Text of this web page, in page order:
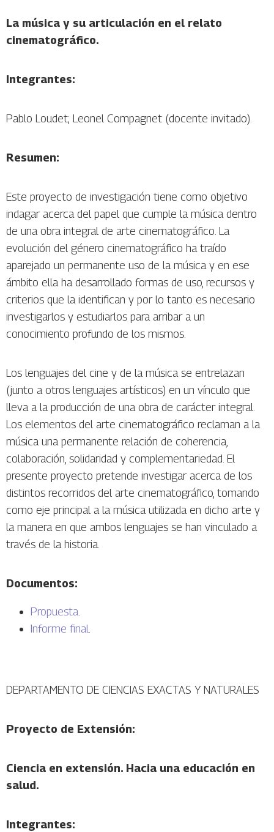
La música y su articulación en el relato
cinematográfico.
Integrantes:
Pablo Loudet; Leonel Compagnet (docente invitado).
Resumen:
Este proyecto de investigación tiene como objetivo
indagar acerca del papel que cumple la música dentro
de una obra integral de arte cinematográfico. La
evolución del género cinematográfico ha traído
aparejado un permanente uso de la música y en ese
ámbito ella ha desarrollado formas de uso, recursos y
criterios que la identifican y por lo tanto es necesario
investigarlos y estudiarlos para arribar a un
conocimiento profundo de los mismos.
Los lenguajes del cine y de la música se entrelazan
(junto a otros lenguajes artísticos) en un vínculo que
lleva a la producción de una obra de carácter integral.
Los elementos del arte cinematográfico reclaman a la
música una permanente relación de coherencia,
colaboración, solidaridad y complementariedad. El
presente proyecto pretende investigar acerca de los
distintos recorridos del arte cinematográfico, tomando
como eje principal a la música utilizada en dicho arte y
la manera en que ambos lenguajes se han vinculado a
través de la historia.
Documentos:
Propuesta
Informe final
DEPARTAMENTO DE CIENCIAS EXACTAS Y NATURALES
Proyecto de Extensión:
Ciencia en extensión. Hacia una educación en
salud.
Integrantes: